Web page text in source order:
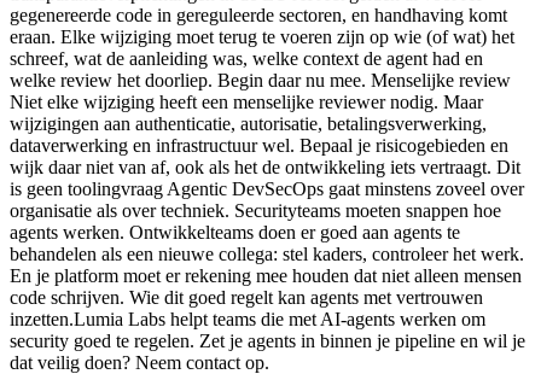
gegenereerde code in gereguleerde sectoren, en handhaving komt
eraan. Elke wijziging moet terug te voeren zijn op wie (of wat) het
schreef, wat de aanleiding was, welke context de agent had en
welke review het doorliep. Begin daar nu mee. Menselijke review
Niet elke wijziging heeft een menselijke reviewer nodig. Maar
wijzigingen aan authenticatie, autorisatie, betalingsverwerking,
dataverwerking en infrastructuur wel. Bepaal je risicogebieden en
wijk daar niet van af, ook als het de ontwikkeling iets vertraagt. Dit
is geen toolingvraag Agentic DevSecOps gaat minstens zoveel over
organisatie als over techniek. Securityteams moeten snappen hoe
agents werken. Ontwikkelteams doen er goed aan agents te
behandelen als een nieuwe collega: stel kaders, controleer het werk.
En je platform moet er rekening mee houden dat niet alleen mensen
code schrijven. Wie dit goed regelt kan agents met vertrouwen
inzetten.Lumia Labs helpt teams die met AI-agents werken om
security goed te regelen. Zet je agents in binnen je pipeline en wil je
dat veilig doen? Neem contact op.